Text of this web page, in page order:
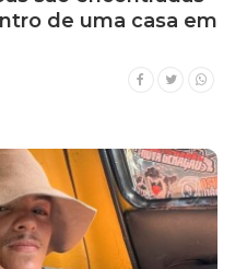
de uma casa em